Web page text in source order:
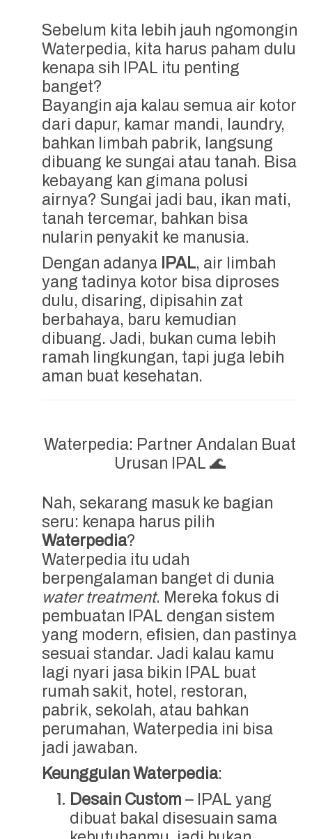
Sebelum kita lebih jauh ngomongin
Waterpedia, kita harus paham dulu
kenapa sih IPAL itu penting
banget?
Bayangin aja kalau semua air kotor
dari dapur, kamar mandi, laundry,
bahkan limbah pabrik, langsung
dibuang ke sungai atau tanah. Bisa
kebayang kan gimana polusi
airnya? Sungai jadi bau, ikan mati,
tanah tercemar, bahkan bisa
nularin penyakit ke manusia.
Dengan adanya
IPAL, air limbah
yang tadinya kotor bisa diproses
dulu, disaring, dipisahin zat
berbahaya, baru kemudian
dibuang. Jadi, bukan cuma lebih
ramah lingkungan, tapi juga lebih
aman buat kesehatan.
Waterpedia: Partner Andalan Buat
Urusan IPAL 🌊
Nah, sekarang masuk ke bagian
seru: kenapa harus pilih
Waterpedia?
Waterpedia itu udah
berpengalaman banget di dunia
water treatment. Mereka fokus di
pembuatan IPAL dengan sistem
yang modern, efisien, dan pastinya
sesuai standar. Jadi kalau kamu
lagi nyari jasa bikin IPAL buat
rumah sakit, hotel, restoran,
pabrik, sekolah, atau bahkan
perumahan, Waterpedia ini bisa
jadi jawaban.
Keunggulan Waterpedia:
Desain Custom – IPAL yang
dibuat bakal disesuain sama